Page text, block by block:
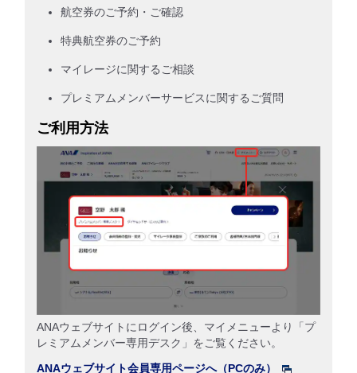
航空券のご予約・ご確認
特典航空券のご予約
マイレージに関するご相談
プレミアムメンバーサービスに関するご質問
ご利用方法
ANAウェブサイトにログイン後、マイメニューより「プ
レミアムメンバー専用デスク」をご覧ください。
ANAウェブサイト会員専用ページへ（PCのみ）